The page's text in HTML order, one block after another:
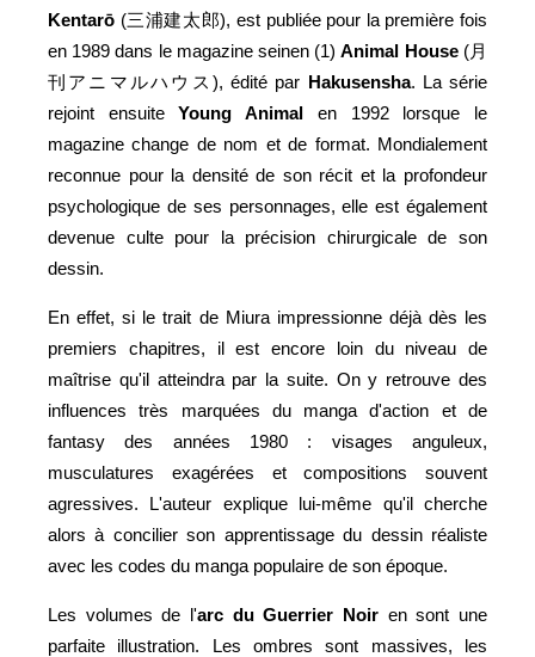
Kentarō (三浦建太郎), est publiée pour la première fois
en 1989 dans le magazine seinen (1)Animal House(月
刊アニマルハウス), édité par Hakusensha. La série
rejoint ensuiteYoung Animal en 1992 lorsque le
magazine change de nom et de format. Mondialement
reconnue pour la densité de son récit et la profondeur
psychologique de ses personnages, elle est également
devenue culte pour la précision chirurgicale de son
dessin.
En effet, si le trait de Miura impressionne déjà dès les
premiers chapitres, il est encore loin du niveau de
maîtrise qu'il atteindra par la suite. On y retrouve des
influences très marquées du manga d'action et de
fantasy des années 1980 : visages anguleux,
musculatures exagérées et compositions souvent
agressives. L'auteur explique lui-même qu'il cherche
alors à concilier son apprentissage du dessin réaliste
avec les codes du manga populaire de son époque.
Les volumes de l'arc du Guerrier Noir en sont une
parfaite illustration. Les ombres sont massives, les